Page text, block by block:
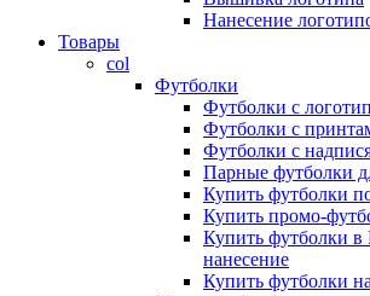
Нанесение
Товары
col
Футболки
Футболки с
Футболки с
Футболки с
Парные футболки
Купить футболки
Купить промо-
Купить футболки
нанесение
Купить футболки